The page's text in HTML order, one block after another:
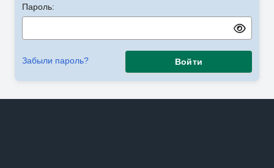
Пароль:
Забыли пароль? Войти